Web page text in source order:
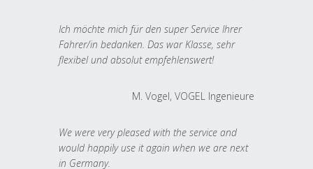
Ich möchte mich für den super Service Ihrer
Fahrer/in bedanken. Das war Klasse, sehr
flexibel und absolut empfehlenswert!
M. Vogel, VOGEL Ingenieure
We were very pleased with the service and
would happily use it again when we are next
in Germany.